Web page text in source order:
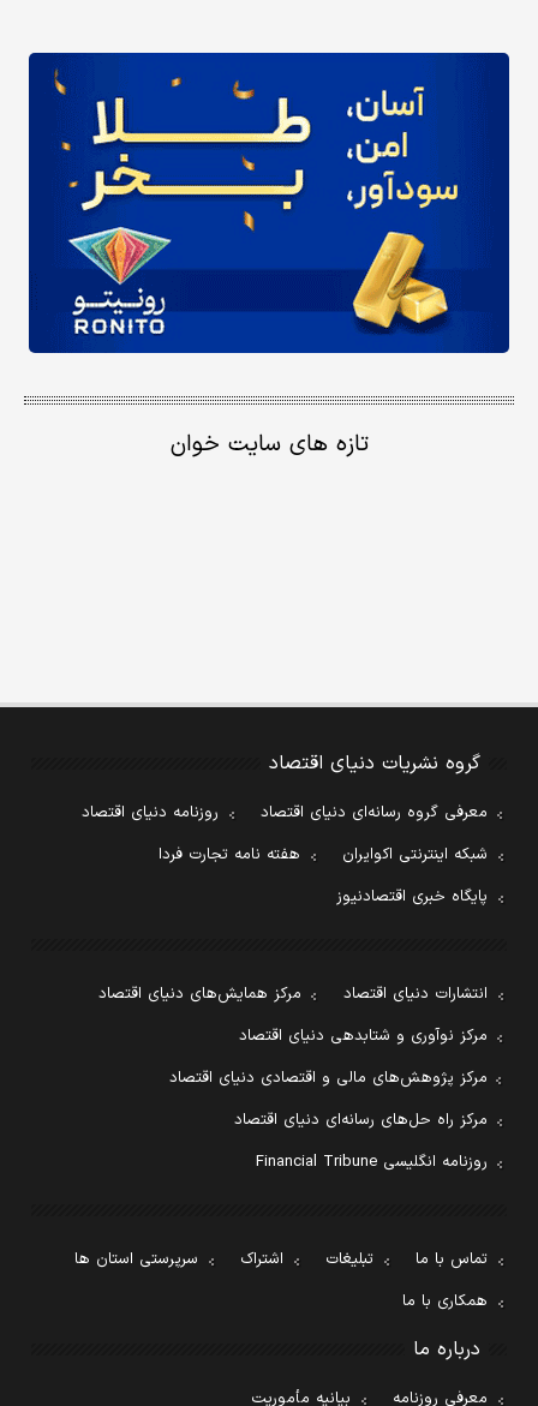
تازه های سایت خوان
گروه نشریات دنیای اقتصاد
معرفی گروه رسانه‌ای دنیای اقتصاد
روزنامه دنیای اقتصاد
شبکه اینترنتی اکوایران
هفته نامه تجارت فردا
پایگاه خبری اقتصادنیوز
انتشارات دنیای اقتصاد
مرکز همایش‌های دنیای اقتصاد
مرکز نوآوری و شتابدهی دنیای اقتصاد
مرکز پژوهش‌های مالی و اقتصادی دنیای اقتصاد
مرکز راه حل‌های رسانه‌ای دنیای اقتصاد
روزنامه انگلیسی Financial Tribune
تماس با ما تبلیغات اشتراک
سرپرستی استان ها
همکاری با ما
درباره ما
معرفی روزنامه بیانیه مأموریت